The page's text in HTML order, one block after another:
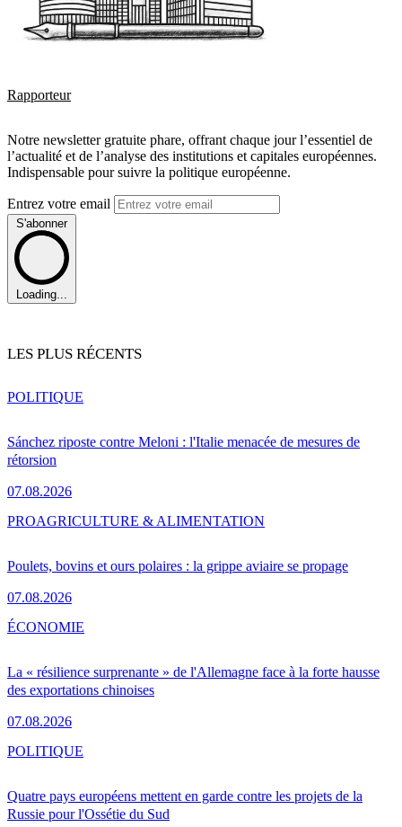
Rapporteur
Notre newsletter gratuite phare, offrant chaque jour l’essentiel de
l’actualité et de l’analyse des institutions et capitales européennes.
Indispensable pour suivre la politique européenne.
Entrez votre email
S'abonner
Loading...
LES PLUS RÉCENTS
Sánchez riposte contre Meloni : l'Italie menacée de mesures de
rétorsion
07.08.2026
POLITIQUE
Poulets, bovins et ours polaires : la grippe aviaire se propage
07.08.2026
PROAGRICULTURE & ALIMENTATION
La « résilience surprenante » de l'Allemagne face à la forte hausse
des exportations chinoises
07.08.2026
ÉCONOMIE
Quatre pays européens mettent en garde contre les projets de la
Russie pour l'Ossétie du Sud
POLITIQUE